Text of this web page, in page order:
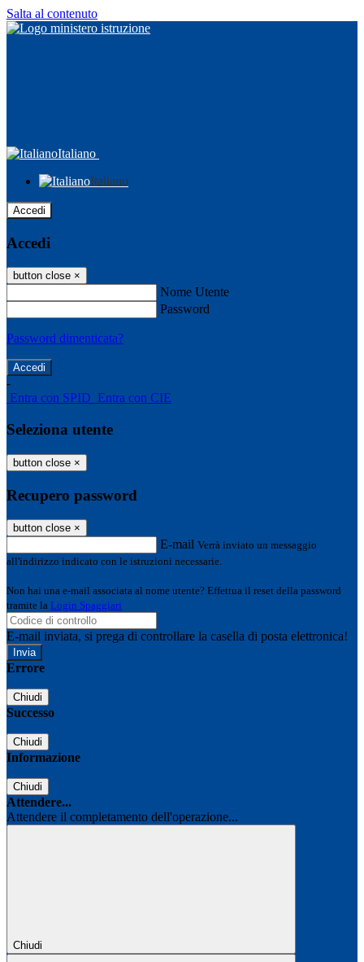
Salta al contenuto
Italiano
Italiano
Accedi
Accedi
button close ×
Nome Utente
Password
Password dimenticata?
-
Entra con SPID Entra con CIE
Seleziona utente
button close ×
Recupero password
button close ×
E-mail Verrà inviato un messaggio
all'indirizzo indicato con le istruzioni necessarie.
Non hai una e-mail associata al nome utente? Effettua il reset della password
tramite la Login Spaggiari
E-mail inviata, si prega di controllare la casella di posta elettronica!
Errore
Chiudi
Successo
Chiudi
Informazione
Chiudi
Attendere...
Attendere il completamento dell'operazione...
Chiudi